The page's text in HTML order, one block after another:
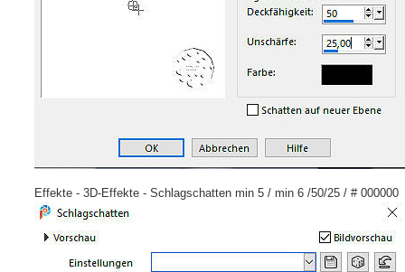
Effekte - 3D-Effekte - Schlagschatten min 5 / min 6 /50/25 / # 000000